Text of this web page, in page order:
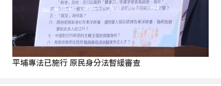
平埔專法已施行 原民身分法暫緩審查